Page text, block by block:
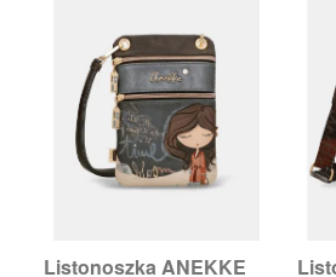
Listonoszka ANEKKE